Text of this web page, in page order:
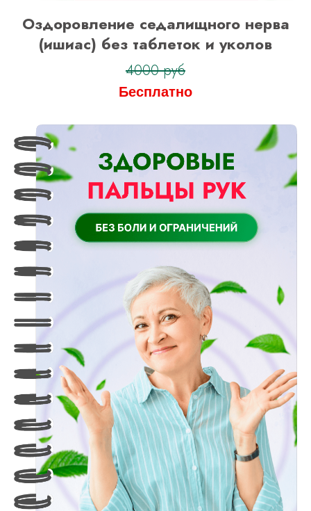
Оздоровление седалищного нерва
(ишиас) без таблеток и уколов
4000 руб
Бесплатно
Оформить заявку
Оформить заявку
на тариф “С куратором”
Оформить заявку
на тариф “Максимальный”